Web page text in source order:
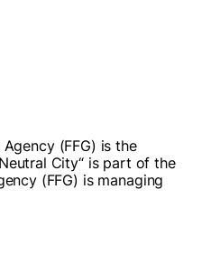
(FFG) is the
City“ is part of the
(FFG) is managing